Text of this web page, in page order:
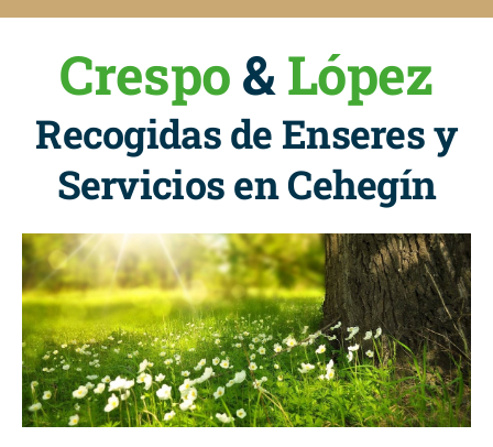
Crespo&López
Recogidas de Enseres y
Servicios en Cehegín